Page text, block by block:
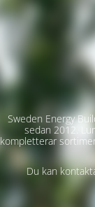
Sweden Energy
sedan 2012.
kompletterar
Du kan